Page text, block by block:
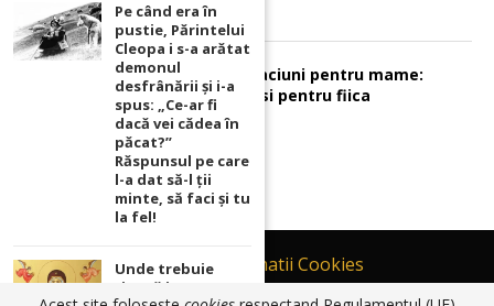
Sunt 2 rugaciuni pentru mame:
pentru fiu si pentru fiica
Contact
Informatii Cookies
Politică de Confidențialitate
Pe când era în
pustie, Părintelui
Cleopa i s-a arătat
demonul
desfrânării şi i-a
spus: „Ce-ar fi
dacă vei cădea în
păcat?”
Răspunsul pe care
l-a dat să-l ții
minte, să faci și tu
la fel!
Unde trebuie
ținută icoana cu